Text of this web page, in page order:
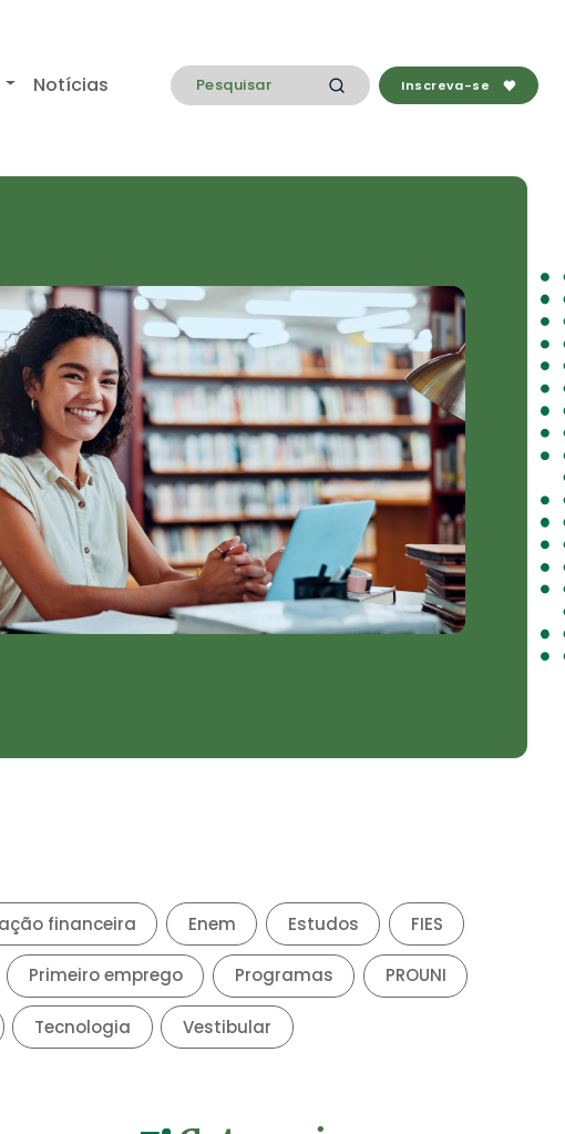
Notícias Inscreva-se
Primeiro emprego Programas PROUNI
Tecnologia Vestibular